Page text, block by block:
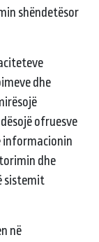
shëndetësor
dhe
ofruesve
informacionin
dhe
sistemit
në